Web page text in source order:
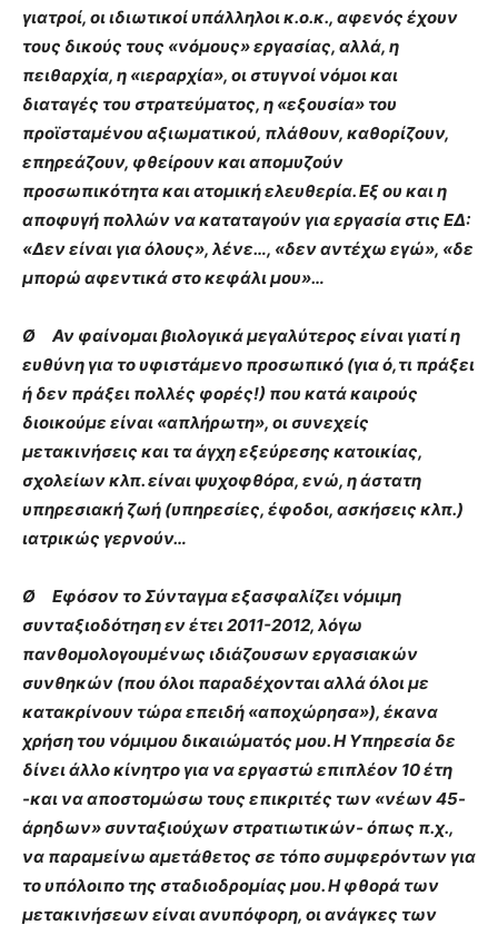
γιατροί, οι ιδιωτικοί υπάλληλοι κ.ο.κ., αφενός έχουν
τους δικούς τους «νόμους» εργασίας, αλλά, η
πειθαρχία, η «ιεραρχία», οι στυγνοί νόμοι και
διαταγές του στρατεύματος, η «εξουσία» του
προϊσταμένου αξιωματικού, πλάθουν, καθορίζουν,
επηρεάζουν, φθείρουν και απομυζούν
προσωπικότητα και ατομική ελευθερία. Εξ ου και η
αποφυγή πολλών να καταταγούν για εργασία στις ΕΔ:
«Δεν είναι για όλους», λένε…, «δεν αντέχω εγώ», «δε
μπορώ αφεντικά στο κεφάλι μου»…
Ø Αν φαίνομαι βιολογικά μεγαλύτερος είναι γιατί η
ευθύνη για το υφιστάμενο προσωπικό (για ό,τι πράξει
ή δεν πράξει πολλές φορές!) που κατά καιρούς
διοικούμε είναι «απλήρωτη», οι συνεχείς
μετακινήσεις και τα άγχη εξεύρεσης κατοικίας,
σχολείων κλπ. είναι ψυχοφθόρα, ενώ, η άστατη
υπηρεσιακή ζωή (υπηρεσίες, έφοδοι, ασκήσεις κλπ.)
ιατρικώς γερνούν…
Ø Εφόσον το Σύνταγμα εξασφαλίζει νόμιμη
συνταξιοδότηση εν έτει 2011-2012, λόγω
πανθομολογουμένως ιδιάζουσων εργασιακών
συνθηκών (που όλοι παραδέχονται αλλά όλοι με
κατακρίνουν τώρα επειδή «αποχώρησα»), έκανα
χρήση του νόμιμου δικαιώματός μου. Η Υπηρεσία δε
δίνει άλλο κίνητρο για να εργαστώ επιπλέον 10 έτη
-και να αποστομώσω τους επικριτές των «νέων 45-
άρηδων» συνταξιούχων στρατιωτικών- όπως π.χ.,
να παραμείνω αμετάθετος σε τόπο συμφερόντων για
το υπόλοιπο της σταδιοδρομίας μου. Η φθορά των
μετακινήσεων είναι ανυπόφορη, οι ανάγκες των